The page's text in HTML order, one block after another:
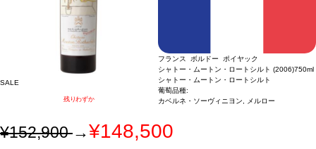
SALE
残りわずか
フランス ボルドー ポイヤック
シャトー・ムートン・ロートシルト (2006)750ml
シャトー・ムートン・ロートシルト
葡萄品種:
カベルネ・ソーヴィニヨン, メルロー
¥152,900→¥148,500